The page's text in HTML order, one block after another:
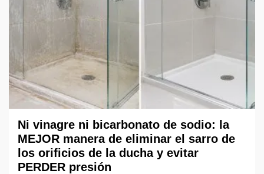
Ni vinagre ni bicarbonato de sodio: la
MEJOR manera de eliminar el sarro de
los orificios de la ducha y evitar
PERDER presión